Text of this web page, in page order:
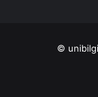
©